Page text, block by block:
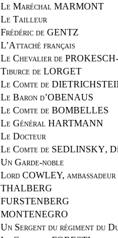
Le Maréchal MARMONT
Le Tailleur
Frédéric de GENTZ
L’Attaché français
Le Chevalier de
Tiburce de LORGET
Le Comte de
Le Baron d’OBENAUS
Le Comte de BOMBELLES
Le Général HARTMANN
Le Docteur
Le Comte de SEDLINSKY,
Un Garde-noble
Lord COWLEY,
THALBERG
FURSTENBERG
MONTENEGRO
Un Sergent du régiment du